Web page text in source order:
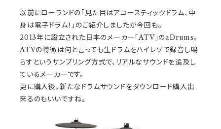
以前にローランドの「見た目はアコースティックドラム、中
身は電子ドラム！」のご紹介しましたが今回も。
2013年に設立された日本のメーカー「ATV」のaDrums。
ATVの特徴は何と言っても生ドラムをハイレゾで録音し鳴
らすというサンプリング方式で、リアルなサウンドを追及し
ているメーカーです。
更に購入後、新たなドラムサウンドをダウンロード購入出
来るのもいいですね。